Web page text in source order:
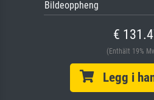
Bildeoppheng
€
(Enthält 19%
Legg i